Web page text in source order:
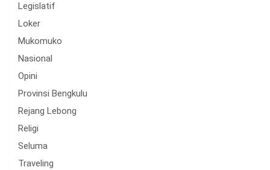
Legislatif
Loker
Mukomuko
Nasional
Opini
Provinsi Bengkulu
Rejang Lebong
Religi
Seluma
Traveling